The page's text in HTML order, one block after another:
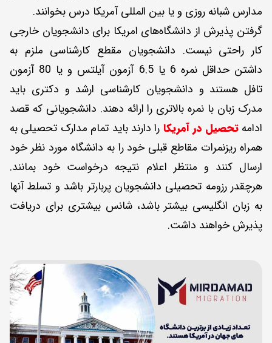
مدارس شبانه روزی و یا بین المللی آمریکا درس بخوانند.
گرفتن پذیرش از دانشگاه‌های امریکا برای دانشجویان خارجی
کار راحتی نیست. دانشجویان مقطع کارشناسی ملزم به
داشتن حداقل نمره 6 یا 6.5 آزمون آیلتس و یا 80 آزمون
تافل هستند و دانشجویان کارشناسی ارشد و دکتری باید
مدرک زبان با نمره بالاتری را ارائه دهند. دانشجویانی که قصد
ادامهتحصیل در آمریکا را دارند باید تمام مدارک تحصیلی به
همراه ریزنمرات مقاطع قبلی خود را به دانشگاه مورد نظر خود
ارسال کنند و منتظر اعلام نتیجه درخواست خود بمانند.
هرچقدر رزومه تحصیلی دانشجویان پربارتر باشد و تسلط آنها
به زبان انگلیسی بیشتر باشد، شانس بیشتری برای دریافت
پذیرش خواهند داشت.